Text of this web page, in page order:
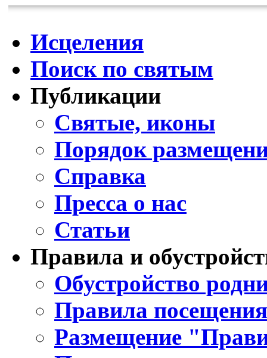
Исцеления
Поиск по святым
Публикации
Святые, иконы
Порядок
Справка
Пресса о нас
Статьи
Правила и
Обустройство
Правила
Размещение